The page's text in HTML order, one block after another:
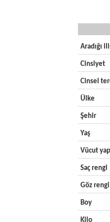
Aradığı
Cinsiyet
Cinsel
Ülke
Şehir
Yaş
Vücut
Saç rengi
Göz rengi
Boy
Kilo